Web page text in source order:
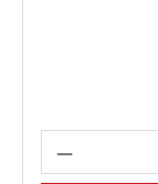
Produkt